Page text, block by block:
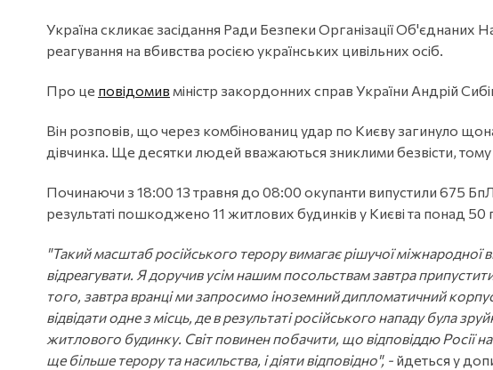
Україна скликає засідання Ради Безпеки Організації Об'єднаних
реагування на вбивства росією українських цивільних осіб.
Про це повідомив міністр закордонних справ України Андрій
Він розповів, що через комбінованиц удар по Києву загинуло
дівчинка. Ще десятки людей вважаються зниклими безвісти,
Починаючи з 18:00 13 травня до 08:00 окупанти випустили 675
результаті пошкоджено 11 житлових будинків у Києві та понад 50
"Такий масштаб російського терору вимагає рішучої міжнародної
відреагувати. Я доручив усім нашим посольствам завтра
того, завтра вранці ми запросимо іноземний дипломатичний
відвідати одне з місць, де в результаті російського нападу була
житлового будинку. Світ повинен побачити, що відповіддю Росії на
ще більше терору та насильства, і діяти відповідно", - йдеться у